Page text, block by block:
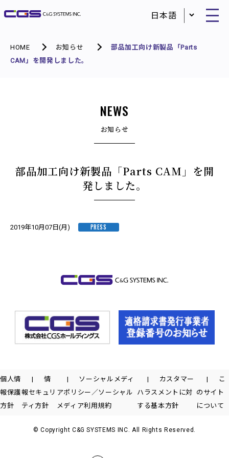
HOME お知らせ
部品加工向け新製品「Parts
CAM」を開発しました。
NEWS
お知らせ
部品加工向け新製品「Parts CAM」を開
発しました。
2019年10月07日(月) PRESS
個人情
報保護
方針
情
報セキュリ
ティ方針
ソーシャルメディ
アポリシー／ソーシャル
メディア利用規約
カスタマー
ハラスメントに対
する基本方針
こ
のサイト
について
© Copyright C&G SYSTEMS INC. All Rights Reserved.